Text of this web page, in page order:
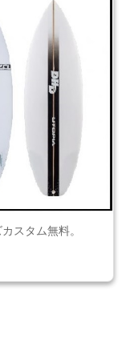
スタム無料。